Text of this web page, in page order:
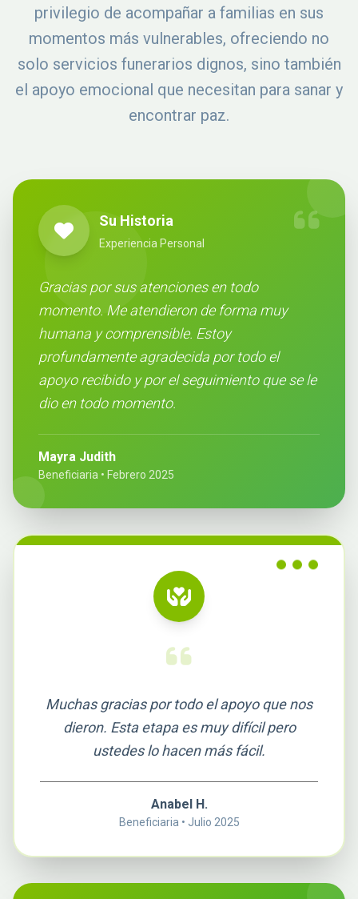
privilegio de acompañar a familias en sus
momentos más vulnerables, ofreciendo no
solo servicios funerarios dignos, sino también
el apoyo emocional que necesitan para sanar y
encontrar paz.
Su Historia
Experiencia Personal
Gracias por sus atenciones en todo
momento. Me atendieron de forma muy
humana y comprensible. Estoy
profundamente agradecida por todo el
apoyo recibido y por el seguimiento que se le
dio en todo momento.
Mayra Judith
Beneficiaria • Febrero 2025
Muchas gracias por todo el apoyo que nos
dieron. Esta etapa es muy difícil pero
ustedes lo hacen más fácil.
Anabel H.
Beneficiaria • Julio 2025